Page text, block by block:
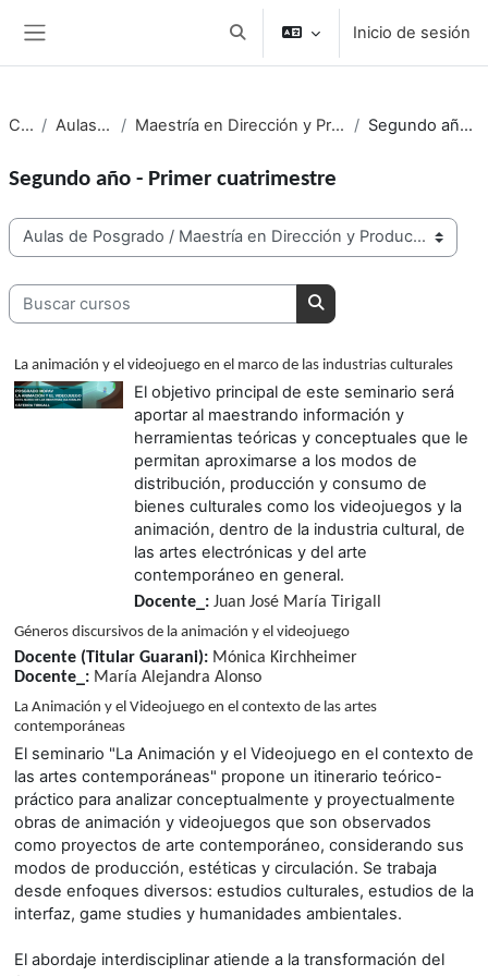
Conmutar entrada de búsqueda
Inicio de sesión
Cursos Aulas de Posgrado Maestría en Dirección y Producción de Animación y Videojuegos Segundo año - Primer cuatrimestre
Segundo año - Primer cuatrimestre
Categorías del curso
Buscar cursos
Buscar cursos
La animación y el videojuego en el marco de las industrias culturales
El objetivo principal de este seminario será
aportar al maestrando información y
herramientas teóricas y conceptuales que le
permitan aproximarse a los modos de
distribución, producción y consumo de
bienes culturales como los videojuegos y la
animación, dentro de la industria cultural, de
las artes electrónicas y del arte
contemporáneo en general.
Docente_: Juan José María Tirigall
Géneros discursivos de la animación y el videojuego
Docente (Titular Guarani): Mónica Kirchheimer
Docente_: María Alejandra Alonso
La Animación y el Videojuego en el contexto de las artes
contemporáneas
El seminario "La Animación y el Videojuego en el contexto de
las artes contemporáneas" propone un itinerario teórico-
práctico para analizar conceptualmente y proyectualmente
obras de animación y videojuegos que son observados
como proyectos de arte contemporáneo, considerando sus
modos de producción, estéticas y circulación. Se trabaja
desde enfoques diversos: estudios culturales, estudios de la
interfaz, game studies y humanidades ambientales.
El abordaje interdisciplinar atiende a la transformación del